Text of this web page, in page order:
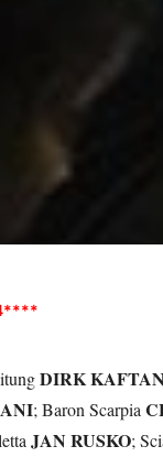
DIRK KAFTAN
; Baron Scarpia
JAN RUSKO;